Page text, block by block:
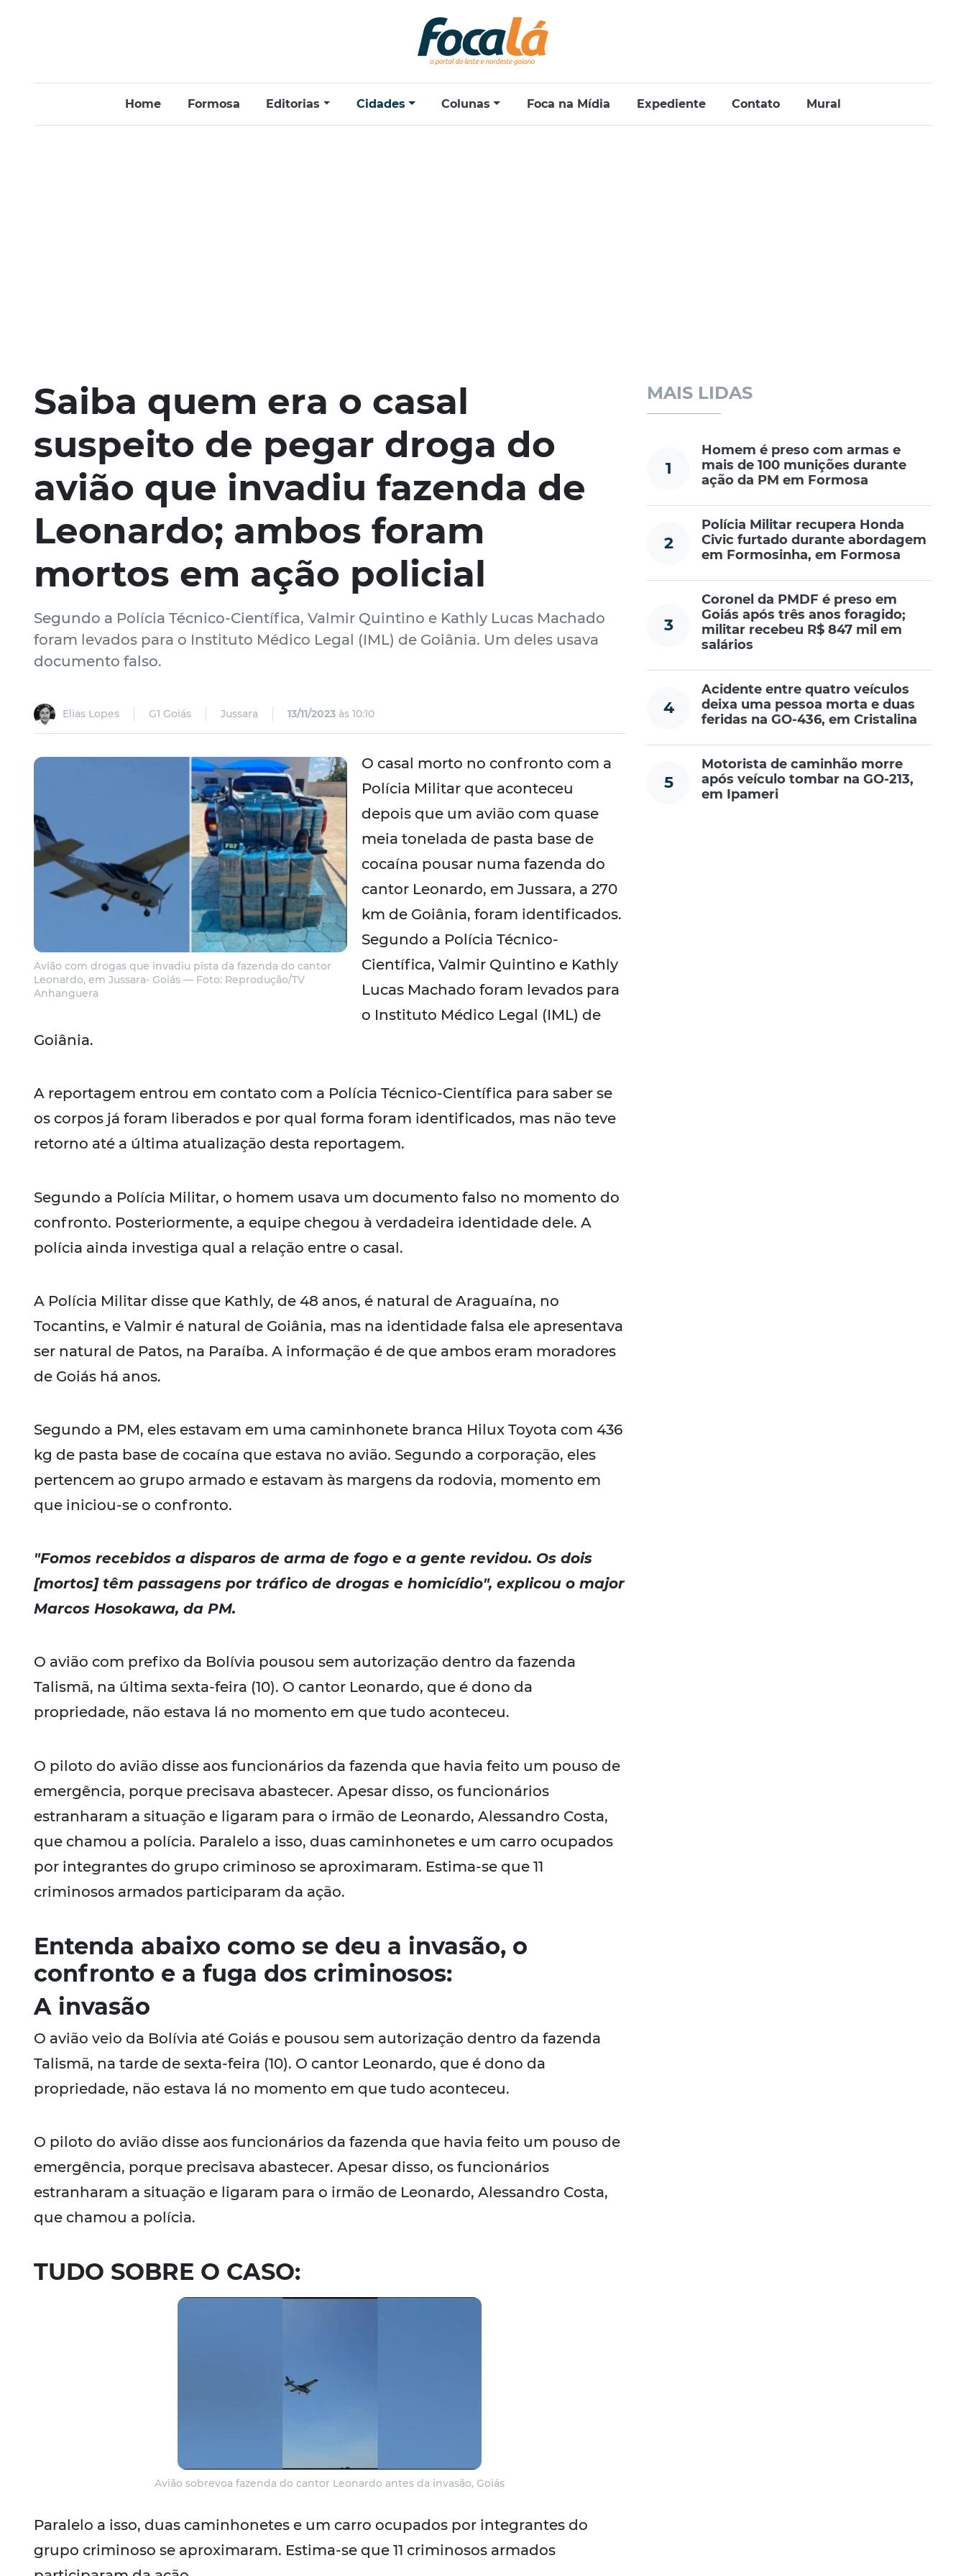
Home Formosa Editorias Cidades Colunas Foca na Mídia Expediente Contato Mural
Saiba quem era o casal
suspeito de pegar droga do
avião que invadiu fazenda de
Leonardo; ambos foram
mortos em ação policial
Segundo a Polícia Técnico-Científica, Valmir Quintino e Kathly Lucas Machado
foram levados para o Instituto Médico Legal (IML) de Goiânia. Um deles usava
documento falso.
Elias Lopes G1 Goiás Jussara 13/11/2023 às 10:10
Avião com drogas que invadiu pista da fazenda do cantor
Leonardo, em Jussara- Goiás — Foto: Reprodução/TV
Anhanguera
O casal morto no confronto com a
Polícia Militar que aconteceu
depois que um avião com quase
meia tonelada de pasta base de
cocaína pousar numa fazenda do
cantor Leonardo, em Jussara, a 270
km de Goiânia, foram identificados.
Segundo a Polícia Técnico-
Científica, Valmir Quintino e Kathly
Lucas Machado foram levados para
o Instituto Médico Legal (IML) de
Goiânia.
A reportagem entrou em contato com a Polícia Técnico-Científica para saber se
os corpos já foram liberados e por qual forma foram identificados, mas não teve
retorno até a última atualização desta reportagem.
Segundo a Polícia Militar, o homem usava um documento falso no momento do
confronto. Posteriormente, a equipe chegou à verdadeira identidade dele. A
polícia ainda investiga qual a relação entre o casal.
A Polícia Militar disse que Kathly, de 48 anos, é natural de Araguaína, no
Tocantins, e Valmir é natural de Goiânia, mas na identidade falsa ele apresentava
ser natural de Patos, na Paraíba. A informação é de que ambos eram moradores
de Goiás há anos.
Segundo a PM, eles estavam em uma caminhonete branca Hilux Toyota com 436
kg de pasta base de cocaína que estava no avião. Segundo a corporação, eles
pertencem ao grupo armado e estavam às margens da rodovia, momento em
que iniciou-se o confronto.
"Fomos recebidos a disparos de arma de fogo e a gente revidou. Os dois
[mortos] têm passagens por tráfico de drogas e homicídio", explicou o major
Marcos Hosokawa, da PM.
O avião com prefixo da Bolívia pousou sem autorização dentro da fazenda
Talismã, na última sexta-feira (10). O cantor Leonardo, que é dono da
propriedade, não estava lá no momento em que tudo aconteceu.
O piloto do avião disse aos funcionários da fazenda que havia feito um pouso de
emergência, porque precisava abastecer. Apesar disso, os funcionários
estranharam a situação e ligaram para o irmão de Leonardo, Alessandro Costa,
que chamou a polícia. Paralelo a isso, duas caminhonetes e um carro ocupados
por integrantes do grupo criminoso se aproximaram. Estima-se que 11
criminosos armados participaram da ação.
Entenda abaixo como se deu a invasão, o
confronto e a fuga dos criminosos:
A invasão
O avião veio da Bolívia até Goiás e pousou sem autorização dentro da fazenda
Talismã, na tarde de sexta-feira (10). O cantor Leonardo, que é dono da
propriedade, não estava lá no momento em que tudo aconteceu.
O piloto do avião disse aos funcionários da fazenda que havia feito um pouso de
emergência, porque precisava abastecer. Apesar disso, os funcionários
estranharam a situação e ligaram para o irmão de Leonardo, Alessandro Costa,
que chamou a polícia.
TUDO SOBRE O CASO:
Avião sobrevoa fazenda do cantor Leonardo antes da invasão, Goiás
Paralelo a isso, duas caminhonetes e um carro ocupados por integrantes do
grupo criminoso se aproximaram. Estima-se que 11 criminosos armados
MAIS LIDAS
1
Homem é preso com armas e
mais de 100 munições durante
ação da PM em Formosa
2
Polícia Militar recupera Honda
Civic furtado durante abordagem
em Formosinha, em Formosa
3
Coronel da PMDF é preso em
Goiás após três anos foragido;
militar recebeu R$ 847 mil em
salários
4
Acidente entre quatro veículos
deixa uma pessoa morta e duas
feridas na GO-436, em Cristalina
5
Motorista de caminhão morre
após veículo tombar na GO-213,
em Ipameri